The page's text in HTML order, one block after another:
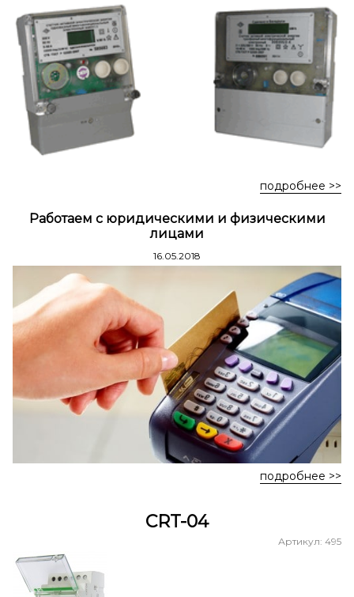
Стремянки стальные
Стремянки двухсторонние стальные
подробнее >>
Работаем с юридическими и физическими
лицами
16.05.2018
подробнее >>
СRT-04
Артикул: 495